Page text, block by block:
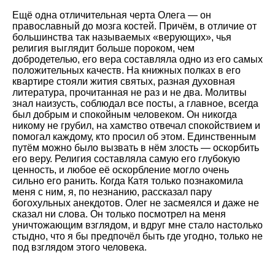
Ещё одна отличительная черта Олега — он
православный до мозга костей. Причём, в отличие от
большинства так называемых «верующих», чья
религия выглядит больше пороком, чем
добродетелью, его вера составляла одно из его самых
положительных качеств. На книжных полках в его
квартире стояли жития святых, разная духовная
литература, прочитанная не раз и не два. Молитвы
знал наизусть, соблюдал все посты, а главное, всегда
был добрым и спокойным человеком. Он никогда
никому не грубил, на хамство отвечал спокойствием и
помогал каждому, кто просил об этом. Единственным
путём можно было вызвать в нём злость — оскорбить
его веру. Религия составляла самую его глубокую
ценность, и любое её оскорбление могло очень
сильно его ранить. Когда Катя только познакомила
меня с ним, я, по незнанию, рассказал пару
богохульных анекдотов. Олег не засмеялся и даже не
сказал ни слова. Он только посмотрел на меня
уничтожающим взглядом, и вдруг мне стало настолько
стыдно, что я бы предпочёл быть где угодно, только не
под взглядом этого человека.